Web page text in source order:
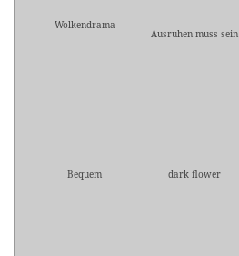
Wolkendrama
Ausruhen muss sein
Bequem
dark flower